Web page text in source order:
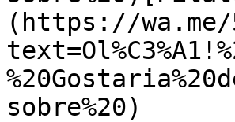
(https://wa.me/
sobre%20)